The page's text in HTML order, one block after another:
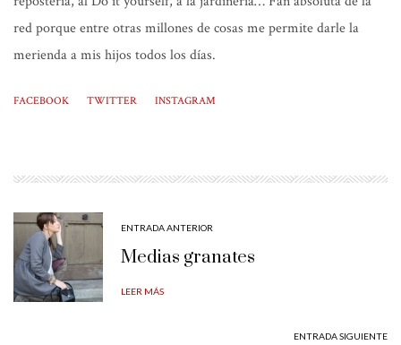
red porque entre otras millones de cosas me permite darle la
merienda a mis hijos todos los días.
FACEBOOK TWITTER INSTAGRAM
ENTRADA ANTERIOR
Medias granates
LEER MÁS
ENTRADA SIGUIENTE